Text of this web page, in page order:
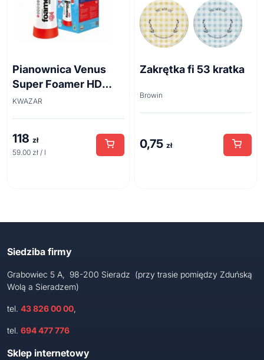
Pianownica Venus
Super Foamer HD
acid line 2L
KWAZAR
118 zł
59.00 zł / l
Zakrętka fi 53 kratka
Browin
0,75 zł
Siedziba firmy
Grabowiec 5 A, 98-200 Sieradz (przy trasie pomiędzy Zduńską
Wolą a Sieradzem)
tel. 43 826 00 00,
tel. 694 477 776
Sklep internetowy